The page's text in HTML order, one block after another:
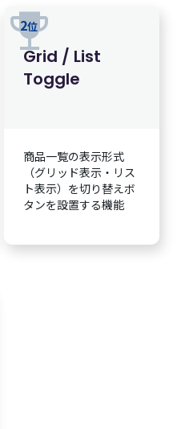
trophy
2位
Grid / List
Toggle
商品一覧の表示形式
（グリッド表示・リス
ト表示）を切り替えボ
タンを設置する機能